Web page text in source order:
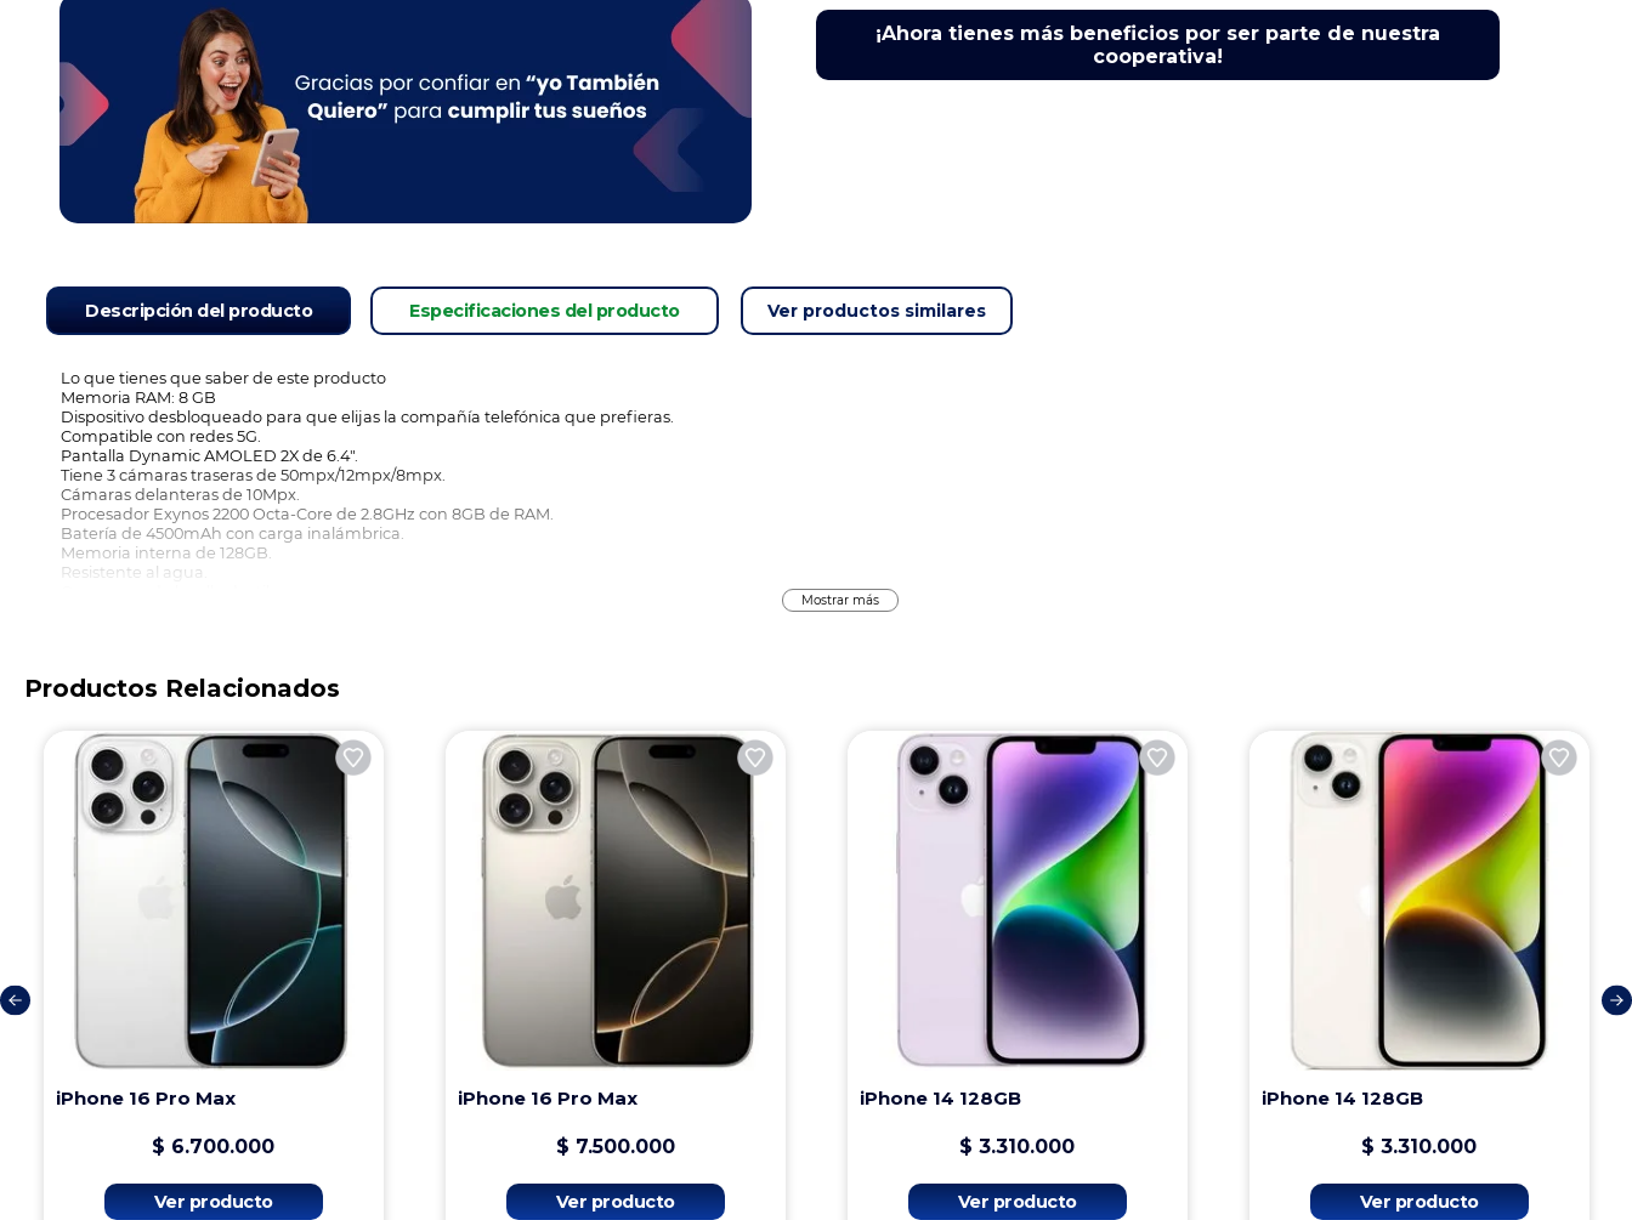
¡Ahora tienes más beneficios por ser parte de nuestra
cooperativa!
Descripción del producto Especificaciones del producto Ver productos similares
Lo que tienes que saber de este producto
Memoria RAM: 8 GB
Dispositivo desbloqueado para que elijas la compañía telefónica que prefieras.
Compatible con redes 5G.
Pantalla Dynamic AMOLED 2X de 6.4".
Tiene 3 cámaras traseras de 50mpx/12mpx/8mpx.
Cámaras delanteras de 10Mpx.
Procesador Exynos 2200 Octa-Core de 2.8GHz con 8GB de RAM.
Batería de 4500mAh con carga inalámbrica.
Memoria interna de 128GB.
Resistente al agua.
Mostrar más
Productos Relacionados
iPhone 16 Pro Max
$ 6.700.000
Ver producto
iPhone 16 Pro Max
$ 7.500.000
Ver producto
iPhone 14 128GB
$ 3.310.000
Ver producto
iPhone 14 128GB
$ 3.310.000
Ver producto